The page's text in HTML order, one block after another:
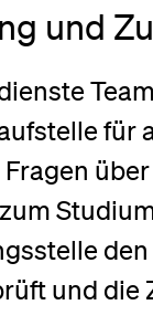
und
für
und die